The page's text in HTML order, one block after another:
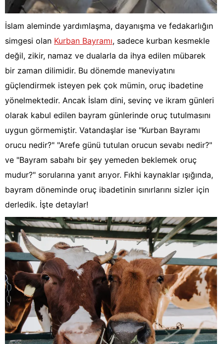
İslam aleminde yardımlaşma, dayanışma ve fedakarlığın
simgesi olan Kurban Bayramı, sadece kurban kesmekle
değil, zikir, namaz ve dualarla da ihya edilen mübarek
bir zaman dilimidir. Bu dönemde maneviyatını
güçlendirmek isteyen pek çok mümin, oruç ibadetine
yönelmektedir. Ancak İslam dini, sevinç ve ikram günleri
olarak kabul edilen bayram günlerinde oruç tutulmasını
uygun görmemiştir. Vatandaşlar ise "Kurban Bayramı
orucu nedir?" "Arefe günü tutulan orucun sevabı nedir?"
ve "Bayram sabahı bir şey yemeden beklemek oruç
mudur?" sorularına yanıt arıyor. Fıkhi kaynaklar ışığında,
bayram döneminde oruç ibadetinin sınırlarını sizler için
derledik. İşte detaylar!